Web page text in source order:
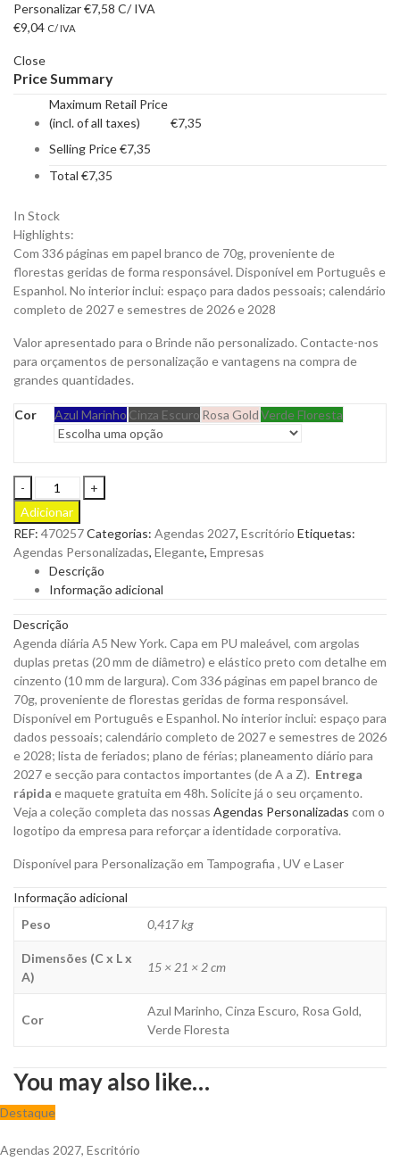
Personalizar€7,58 C/ IVA
€9,04 C/ IVA
Close
Price Summary
Maximum Retail Price
(incl. of all taxes)
€7,35
Selling Price€7,35
Total €7,35
In Stock
Highlights:
Com 336 páginas em papel branco de 70g, proveniente de
florestas geridas de forma responsável. Disponível em Português e
Espanhol. No interior inclui: espaço para dados pessoais; calendário
completo de 2027 e semestres de 2026 e 2028
Valor apresentado para o Brinde não personalizado. Contacte-nos
para orçamentos de personalização e vantagens na compra de
grandes quantidades.
Cor Azul Marinho Cinza Escuro Rosa GoldVerde Floresta
Agenda
Diária
A5
New
York
com
Capa
PU
Maleável
com
Argolas
Duplas
e
Fitilho
para
Personalizar
quantity
Adicionar
REF: 470257Categorias: Agendas 2027, Escritório Etiquetas:
Agendas Personalizadas, Elegante, Empresas
Descrição
Informação adicional
Descrição
Agenda diária A5 New York. Capa em PU maleável, com argolas
duplas pretas (20 mm de diâmetro) e elástico preto com detalhe em
cinzento (10 mm de largura). Com 336 páginas em papel branco de
70g, proveniente de florestas geridas de forma responsável.
Disponível em Português e Espanhol. No interior inclui: espaço para
dados pessoais; calendário completo de 2027 e semestres de 2026
e 2028; lista de feriados; plano de férias; planeamento diário para
2027 e secção para contactos importantes (de A a Z). Entrega
rápida e maquete gratuita em 48h. Solicite já o seu orçamento.
Veja a coleção completa das nossas Agendas Personalizadas com o
logotipo da empresa para reforçar a identidade corporativa.
Disponível para Personalização em Tampografia , UV e Laser
Informação adicional
Peso
0,417 kg
Dimensões (C x L x
A)
15 × 21 × 2 cm
Cor
Azul Marinho, Cinza Escuro, Rosa Gold,
Verde Floresta
You may also like…
Destaque
Agendas 2027, Escritório